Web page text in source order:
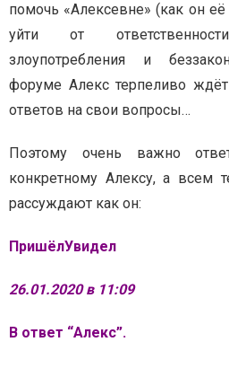
помочь «Алексевне» (как он
уйти от
злоупотребления и
форуме Алекс терпеливо
ответов на свои вопросы…
Поэтому очень важно
конкретному Алексу, а всем
рассуждают как он:
ПришёлУвидел
26.01.2020 в 11:09
В ответ “Алекс”.